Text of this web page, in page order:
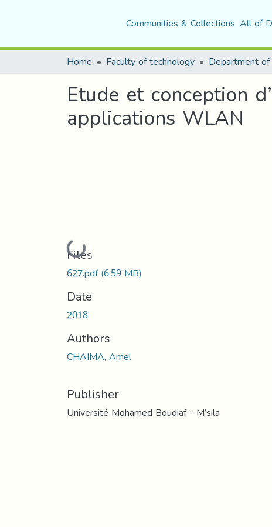
Communities & Collections All of
Home Faculty of technology
Etude et conception
applications WLAN
Loading...
Files
627.pdf(6.59 MB)
Date
2018
Authors
CHAIMA, Amel
Publisher
Université Mohamed Boudiaf - M’sila